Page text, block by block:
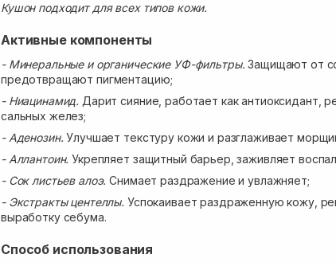
Кушон подходит для всех типов кожи.
Активные компоненты
- Минеральные и органические УФ-фильтры. Защищают от
предотвращают пигментацию;
- Ниацинамид. Дарит сияние, работает как антиоксидант,
сальных желез;
- Аденозин. Улучшает текстуру кожи и разглаживает
- Аллантоин. Укрепляет защитный барьер, заживляет
- Сок листьев алоэ.Снимает раздражение и увлажняет;
- Экстракты центеллы. Успокаивает раздраженную кожу,
выработку себума.
Способ использования